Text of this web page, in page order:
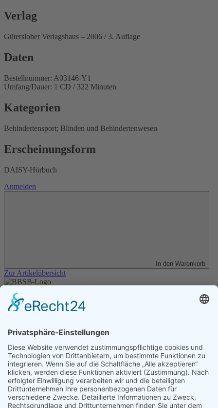
Verlag
Gütersloher Verlagshaus – 2006 / 3. Auflage
Daten
Bestellnummer: A03146-Y1
Umfang/Dauer: 1 CD / 322 Minuten
Kategorien
Behindertensport; Blinden und Behindertenwesen
Erscheinungsform
DAISY-Hörbuch
Anmelden
In den Warenkorb
Zur Artikelübersicht
Unser Angebot
Shop
Datenschutz
Kontakt
Transparenzerklärung
BBSB-Inform: täglich aktualisierte Infos
für sehbehinderte und blinde Menschen